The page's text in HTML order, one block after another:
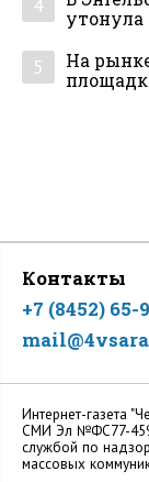
утонула
5
На
Контакты
+7 (8452) 65-
Интернет-газета
СМИ Эл №ФС77-
службой по
массовых